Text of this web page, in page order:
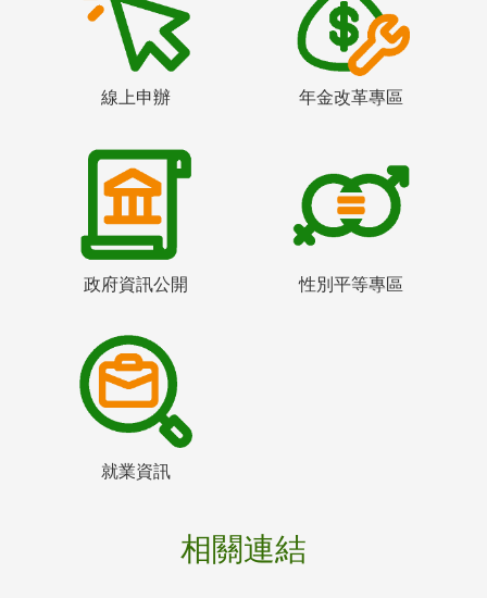
線上申辦 年金改革專區
政府資訊公開 性別平等專區
就業資訊
相關連結